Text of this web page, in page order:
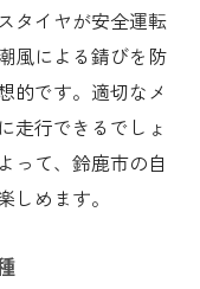
タイヤが安全運転
風による錆びを防
的です。適切なメ
走行できるでしょ
って、鈴鹿市の自
めます。